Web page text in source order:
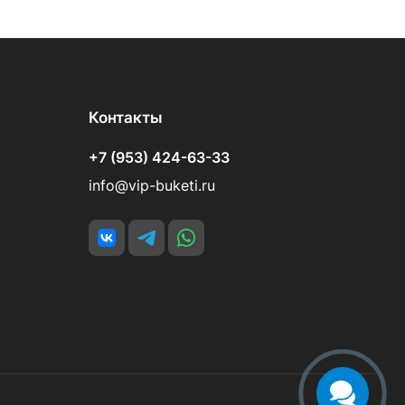
Контакты
+7 (953) 424-63-33
info@vip-buketi.ru